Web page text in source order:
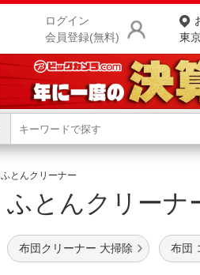
ログイン
会員登録(無料)
東
カテゴリ
ふとんクリーナー
ふとんクリー
布団クリーナー 大掃除 布団